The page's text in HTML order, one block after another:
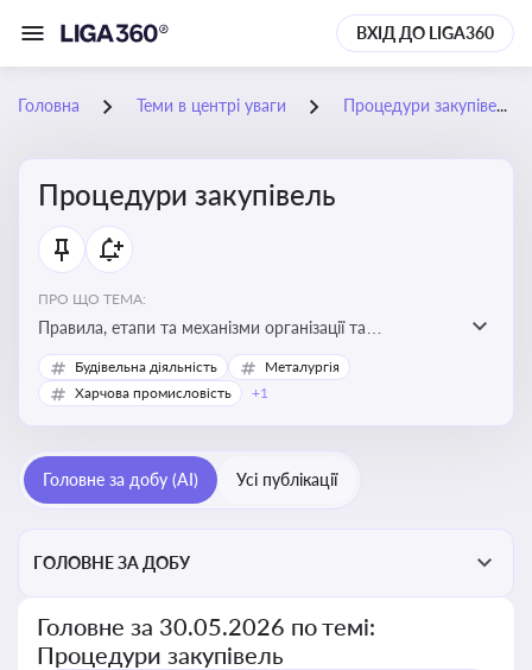
ВХІД ДО LIGA360
Головна Теми в центрі уваги Процедури закупівель
Процедури закупівель
ПРО ЩО ТЕМА:
Правила, етапи та механізми організації та
проведення закупівель товарів, робіт та послуг за
державні чи публічні кошти
Будівельна діяльність
Металургія
Харчова промисловість
+1
Головне за добу (AI) Усі публікації
ГОЛОВНЕ ЗА ДОБУ
Головне за 30.05.2026 по темі:
Процедури закупівель